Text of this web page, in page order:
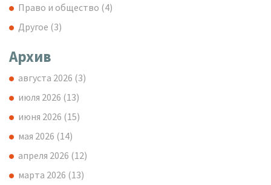
Право и общество (4)
Другое (3)
Архив
августа 2026 (3)
июля 2026 (13)
июня 2026 (15)
мая 2026 (14)
апреля 2026 (12)
марта 2026 (13)